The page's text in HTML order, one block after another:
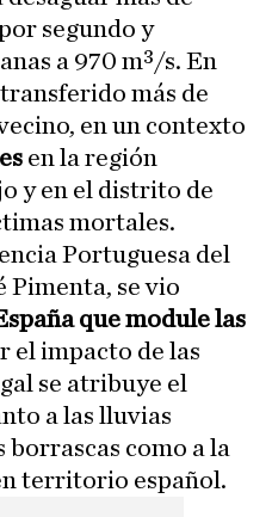
segundo y
a 970 m³/s. En
más de
en un contexto
en la región
y en el distrito de
mortales.
Portuguesa del
Pimenta, se vio
que module las
el impacto de las
se atribuye el
a las lluvias
como a la
territorio español.